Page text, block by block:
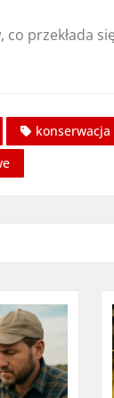
przekłada
konserwacja